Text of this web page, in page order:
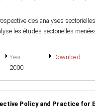
des analyses
les études sectorielles
Year
2000
Download
Policy and Practice for